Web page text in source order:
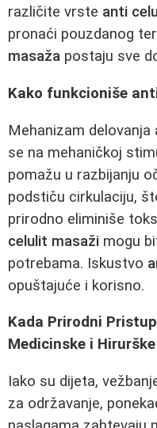
različite vrste anti
pronaći pouzdanog
masaža postaju sve
Kako funkcioniše
Mehanizam delovanja
se na mehaničkoj
pomažu u razbijanju
podstiču cirkulaciju,
prirodno eliminiše
celulit masaži mogu
potrebama. Iskustvo
opuštajuće i korisno.
Kada Prirodni
Medicinske i
Iako su dijeta,
za održavanje,